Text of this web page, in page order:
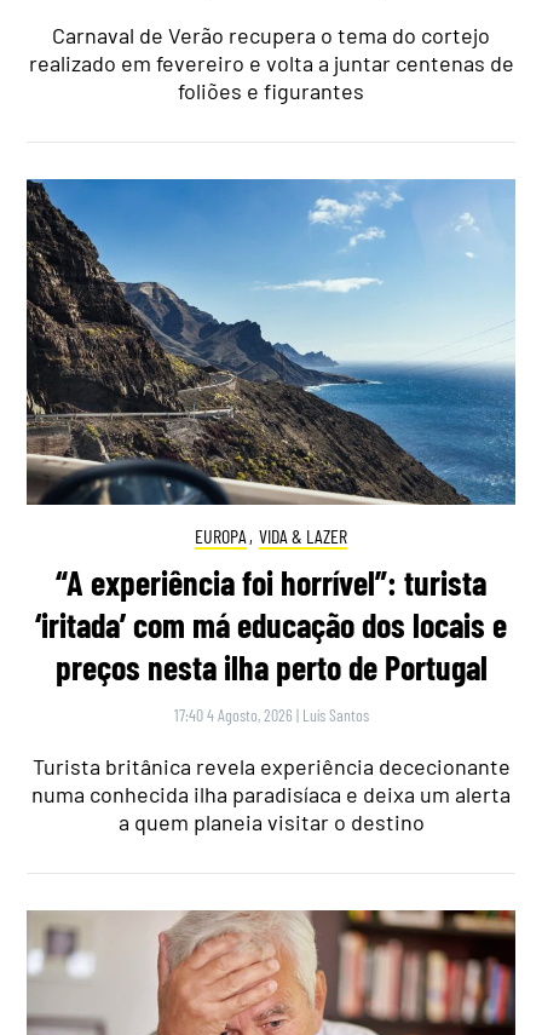
Carnaval de Verão recupera o tema do cortejo
realizado em fevereiro e volta a juntar centenas de
foliões e figurantes
EUROPA , VIDA & LAZER
“A experiência foi horrível”: turista
‘iritada’ com má educação dos locais e
preços nesta ilha perto de Portugal
17:40 4 Agosto, 2026 | Luís Santos
Turista britânica revela experiência dececionante
numa conhecida ilha paradisíaca e deixa um alerta
a quem planeia visitar o destino